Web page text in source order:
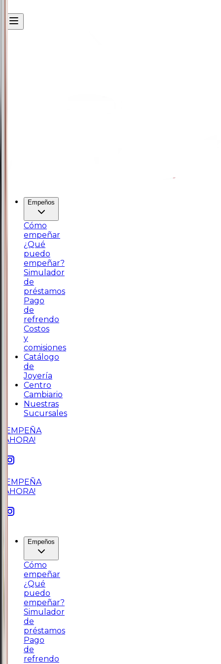
Empeños
Cómo
empeñar
¿Qué
puedo
empeñar?
Simulador
de
préstamos
Pago
de
refrendo
Costos
y
comisiones
Catálogo
de
Joyería
Centro
Cambiario
Nuestras
Sucursales
¡EMPEÑA
AHORA!
¡EMPEÑA
AHORA!
Empeños
Cómo
empeñar
¿Qué
puedo
empeñar?
Simulador
de
préstamos
Pago
de
refrendo